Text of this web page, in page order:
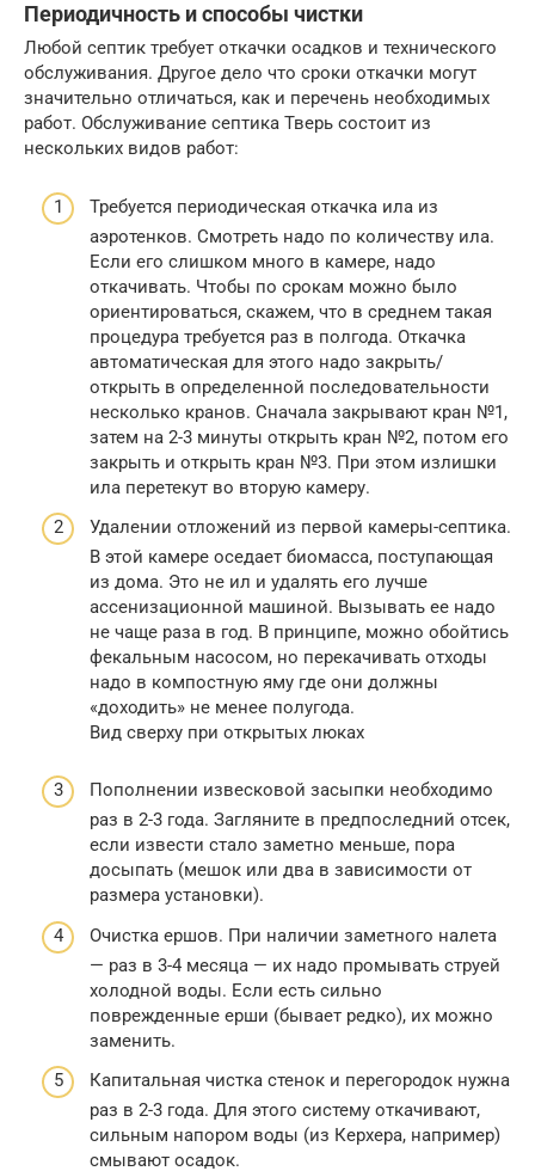
Периодичность и способы чистки
Любой септик требует откачки осадков и технического
обслуживания. Другое дело что сроки откачки могут
значительно отличаться, как и перечень необходимых
работ. Обслуживание септика Тверь состоит из
нескольких видов работ:
Требуется периодическая откачка ила из
аэротенков. Смотреть надо по количеству ила.
Если его слишком много в камере, надо
откачивать. Чтобы по срокам можно было
ориентироваться, скажем, что в среднем такая
процедура требуется раз в полгода. Откачка
автоматическая для этого надо закрыть/
открыть в определенной последовательности
несколько кранов. Сначала закрывают кран №1,
затем на 2-3 минуты открыть кран №2, потом его
закрыть и открыть кран №3. При этом излишки
ила перетекут во вторую камеру.
Удалении отложений из первой камеры-септика.
В этой камере оседает биомасса, поступающая
из дома. Это не ил и удалять его лучше
ассенизационной машиной. Вызывать ее надо
не чаще раза в год. В принципе, можно обойтись
фекальным насосом, но перекачивать отходы
надо в компостную яму где они должны
«доходить» не менее полугода.
Вид сверху при открытых люках
Пополнении извесковой засыпки необходимо
раз в 2-3 года. Загляните в предпоследний отсек,
если извести стало заметно меньше, пора
досыпать (мешок или два в зависимости от
размера установки).
Очистка ершов. При наличии заметного налета
— раз в 3-4 месяца — их надо промывать струей
холодной воды. Если есть сильно
поврежденные ерши (бывает редко), их можно
заменить.
Капитальная чистка стенок и перегородок нужна
раз в 2-3 года. Для этого систему откачивают,
сильным напором воды (из Керхера, например)
смывают осадок.